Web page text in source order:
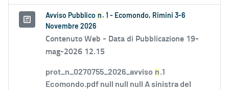
Avviso Pubblico n . 1 - Ecomondo, Rimini 3-6
Novembre 2026
Contenuto Web - Data di Pubblicazione 19-
mag-2026 12.15
prot_n_0270755_2026_avviso n.1
Ecomondo.pdf null null null A sinistra del